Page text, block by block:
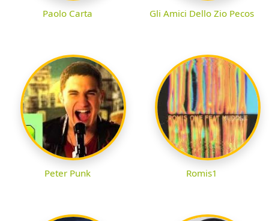
Paolo Carta Gli Amici Dello Zio Pecos
Peter Punk Romis1